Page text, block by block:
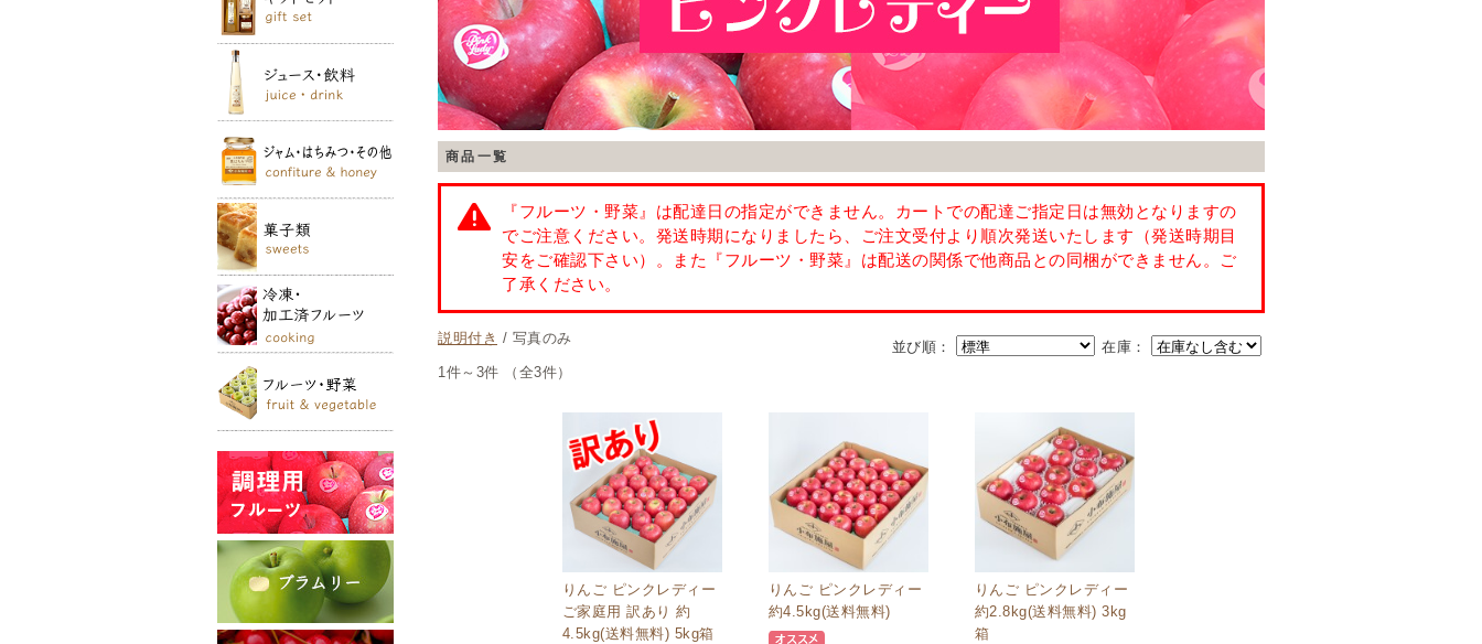
商品一覧
在庫：
並び順：
説明付き / 写真のみ
1件～3件 （全3件）
りんご ピンクレディー
ご家庭用 訳あり 約
4.5kg(送料無料) 5kg箱
りんご ピンクレディー
約4.5kg(送料無料)
りんご ピンクレディー
約2.8kg(送料無料) 3kg
箱